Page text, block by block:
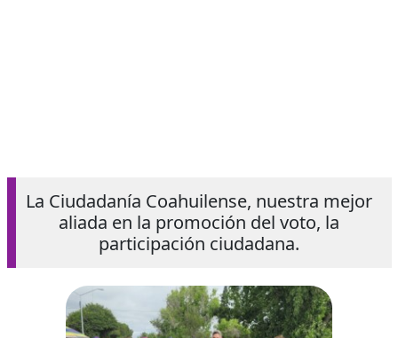
La Ciudadanía Coahuilense, nuestra mejor
aliada en la promoción del voto, la
participación ciudadana.